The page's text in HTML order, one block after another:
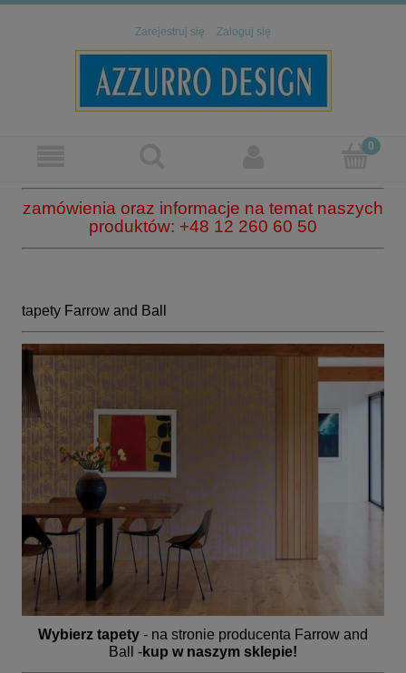
Zarejestruj się Zaloguj się
zamówienia oraz informacje na temat naszych
produktów: +48 12 260 60 50
tapety Farrow and Ball
Wybierz tapety - na stronie producenta Farrow and
Ball -kup w naszym sklepie!